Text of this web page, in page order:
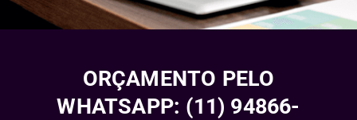
ORÇAMENTO PELO
WHATSAPP: (11) 94866-